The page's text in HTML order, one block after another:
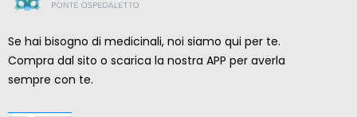
Se hai bisogno di medicinali, noi siamo qui per te.
Compra dal sito o scarica la nostra APP per averla
sempre con te.